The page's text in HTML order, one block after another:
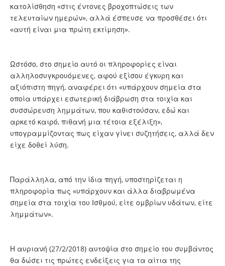
κατολίσθηση «στις έντονες βροχοπτώσεις των
τελευταίων ημερών», αλλά έσπευσε να προσθέσει ότι
«αυτή είναι μια πρώτη εκτίμηση».
Ωστόσο, στο σημείο αυτό οι πληροφορίες είναι
αλληλοσυγκρουόμενες, αφού εξίσου έγκυρη και
αξιόπιστη πηγή, αναφέρει ότι «υπάρχουν σημεία στα
οποία υπάρχει εσωτερική διάβρωση στα τοιχία και
συσσώρευση λημμάτων, που καθιστούσαν, εδώ και
αρκετό καιρό, πιθανή μια τέτοια εξέλιξη»,
υπογραμμίζοντας πως είχαν γίνει συζητήσεις, αλλά δεν
είχε δοθεί λύση.
Παράλληλα, από την ίδια πηγή, υποστηρίζεται η
πληροφορία πως «υπάρχουν και άλλα διαβρωμένα
σημεία στα τοιχία του Ισθμού, είτε ομβρίων υδάτων, είτε
λημμάτων».
Η αυριανή (27/2/2018) αυτοψία στο σημείο του συμβάντος
θα δώσει τις πρώτες ενδείξεις για τα αίτια της